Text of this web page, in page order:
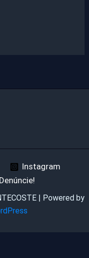
Instagram
Denúncie!
| Powered by